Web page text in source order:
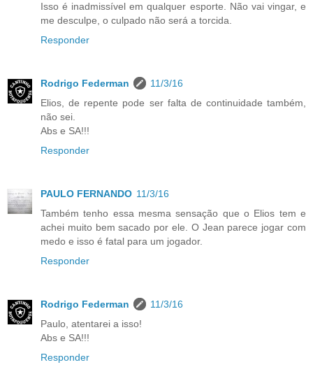
Isso é inadmissível em qualquer esporte. Não vai vingar, e
me desculpe, o culpado não será a torcida.
Responder
Rodrigo Federman
11/3/16
Elios, de repente pode ser falta de continuidade também,
não sei.
Abs e SA!!!
Responder
PAULO FERNANDO 11/3/16
Também tenho essa mesma sensação que o Elios tem e
achei muito bem sacado por ele. O Jean parece jogar com
medo e isso é fatal para um jogador.
Responder
Rodrigo Federman
11/3/16
Paulo, atentarei a isso!
Abs e SA!!!
Responder